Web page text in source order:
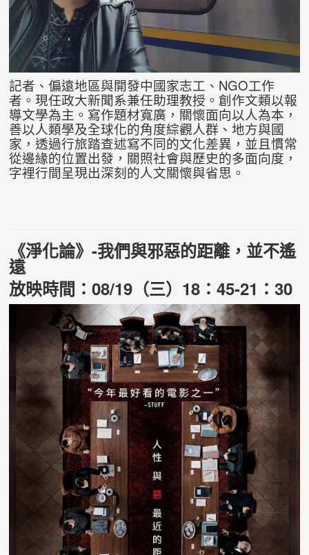
記者、偏遠地區與開發中國家志工、NGO工作
者。現任政大新聞系兼任助理教授。創作文類以報
導文學為主。寫作題材寬廣，關懷面向以人為本，
善以人類學及全球化的角度綜觀人群、地方與國
家，透過行旅踏查述寫不同的文化差異，並且慣常
從邊緣的位置出發，關照社會與歷史的多面向度，
字裡行間呈現出深刻的人文關懷與省思。
《淨化論》-我們與邪惡的距離，並不遙
遠
放映時間：08/19（三）18：45-21：30